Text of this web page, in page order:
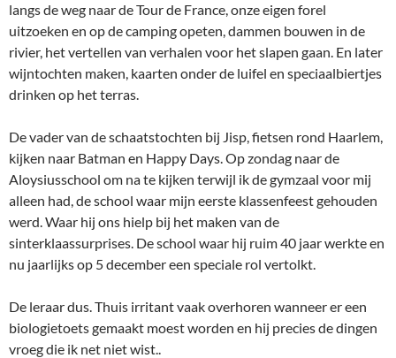
langs de weg naar de Tour de France, onze eigen forel
uitzoeken en op de camping opeten, dammen bouwen in de
rivier, het vertellen van verhalen voor het slapen gaan. En later
wijntochten maken, kaarten onder de luifel en speciaalbiertjes
drinken op het terras.
De vader van de schaatstochten bij Jisp, fietsen rond Haarlem,
kijken naar Batman en Happy Days. Op zondag naar de
Aloysiusschool om na te kijken terwijl ik de gymzaal voor mij
alleen had, de school waar mijn eerste klassenfeest gehouden
werd. Waar hij ons hielp bij het maken van de
sinterklaassurprises. De school waar hij ruim 40 jaar werkte en
nu jaarlijks op 5 december een speciale rol vertolkt.
De leraar dus. Thuis irritant vaak overhoren wanneer er een
biologietoets gemaakt moest worden en hij precies de dingen
vroeg die ik net niet wist..